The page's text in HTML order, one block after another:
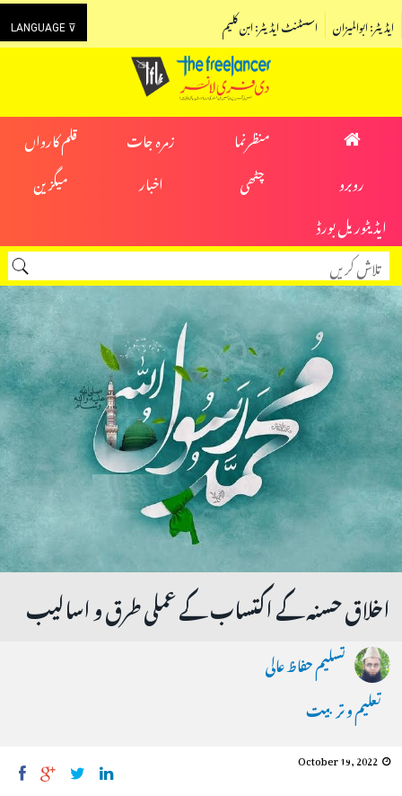
LANGUAGE ⊽ اسسٹنٹ ایڈیٹر: ابن کلیم ایڈیٹر: ابوالمیزان
منظرنما زمرہ جات
قلم کارواں
روبرو
چٹھی اخبار
میگزین
ایڈیٹوریل بورڈ
اخلاق حسنہ کے اکتساب کے عملی طرق و اسالیب
تسلیم حفاظ عالی
تعلیم و تربیت
October 19, 2022